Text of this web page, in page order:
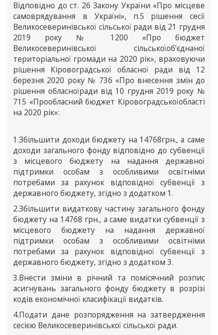
Відповідно до ст. 26 Закону України «Про місцеве
самоврядування в Україні», п.5 рішення сесії
Великосеверинівської сільської ради від 21 грудня
2019 року № 1200 «Про бюджет
Великосеверинівської сільськоїоб’єднаної
територіальної громади на 2020 рік», враховуючи
рішення Кіровоградської обласної ради від 12
березня 2020 року № 736 «Про внесення змін до
рішення обласноїради від 10 грудня 2019 року №
715 «Прообласний бюджет Кіровоградськоїобласті
на 2020 рік»:
1.Збільшити доходи бюджету на 14768грн., а саме
доходи загального фонду відповідно до субвенції
з місцевого бюджету на надання державної
підтримки особам з особливими освітніми
потребами за рахунок відповідної субвенції з
державного бюджету, згідно з додатком 1.
2.Збільшити видаткову частину загального фонду
бюджету на 14768 грн., а саме видатки субвенції з
місцевого бюджету на надання державної
підтримки особам з особливими освітніми
потребами за рахунок відповідної субвенції з
державного бюджету, згідно з додатком 3.
3.Внести зміни в річний та помісячний розпис
асигнувань загального фонду бюджету в розрізі
кодів економічної класифікації видатків.
4.Подати дане розпорядження на затвердження
сесією Великосеверинівської сільської ради.